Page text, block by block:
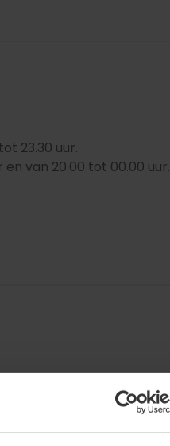
23.30 uur.
en van 20.00 tot 00.00 uur.